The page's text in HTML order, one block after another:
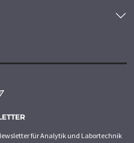
für Analytik und Labortechnik